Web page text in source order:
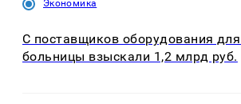
Экономика
С поставщиков оборудования
больницы взыскали 1,2 млрд руб.